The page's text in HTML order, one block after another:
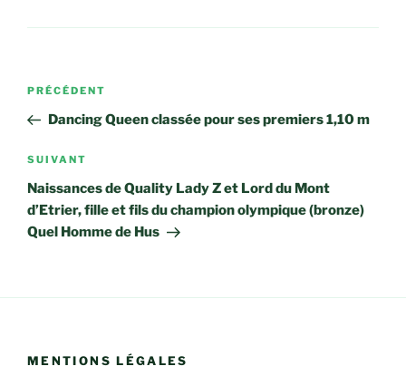
Navigation
l’article
Article
précédent
PRÉCÉDENT
Dancing Queen classée pour ses premiers 1,10 m
Article
suivant
SUIVANT
Naissances de Quality Lady Z et Lord du Mont
d’Etrier, fille et fils du champion olympique (bronze)
Quel Homme de Hus
MENTIONS LÉGALES